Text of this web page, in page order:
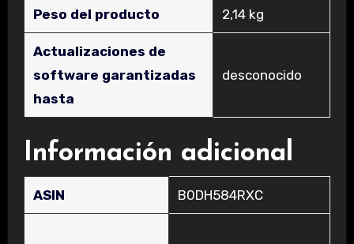
Peso del producto ‎2,14 kg
Actualizaciones de
software garantizadas
hasta
‎desconocido
Información adicional
ASIN B0DH584RXC